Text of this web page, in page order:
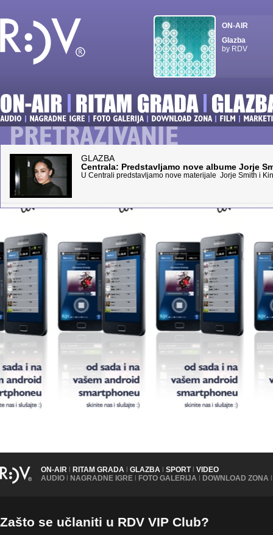
ON-AIR
Glazba
by RDV
GLAZBA
Centrala: Predstavljamo nove albume Jorje
U Centrali predstavljamo nove materijale Jorje Smith i
ON-AIR | RITAM GRADA | GLAZBA | SPORT | VIDEO
AUDIO | NAGRADNE IGRE | FOTO GALERIJA | DOWNLOAD ZONA |
Zašto se učlaniti u RDV VIP Club?